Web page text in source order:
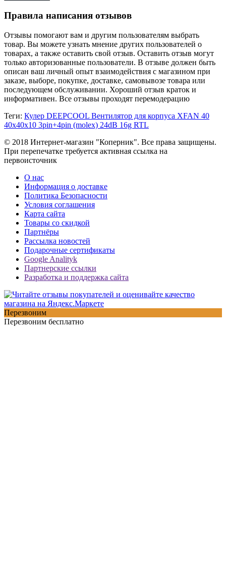
Правила написания отзывов
Отзывы помогают вам и другим пользователям выбрать
товар. Вы можете узнать мнение других пользователей о
товарах, а также оставить свой отзыв. Оставить отзыв могут
только авторизованные пользователи. В отзыве должен быть
описан ваш личный опыт взаимодействия с магазином при
заказе, выборе, покупке, доставке, самовывозе товара или
последующем обслуживании. Хороший отзыв краток и
информативен. Все отзывы проходят перемодерацию
Теги: Кулер DEEPCOOL Вентилятор для корпуса XFAN 40
40x40x10 3pin+4pin (molex) 24dB 16g RTL
© 2018 Интернет-магазин "Коперник". Все права защищены.
При перепечатке требуется активная ссылка на
первоисточник
О нас
Информация о доставке
Политика Безопасности
Условия соглашения
Карта сайта
Товары со скидкой
Партнёры
Рассылка новостей
Подарочные сертификаты
Google Analityk
Партнерские ссылки
Разработка и поддержка сайта
Перезвоним
Перезвоним бесплатно